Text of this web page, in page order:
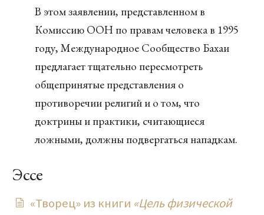
В этом заявлении, представленном в
Комиссию ООН по правам человека в 1995
году, Международное Сообщество Бахаи
предлагает тщательно пересмотреть
общепринятые представления о
противоречии религий и о том, что
доктрины и практики, считающиеся
ложными, должны подвергаться нападкам.
Эссе
«Творец» из книги «Цель физической